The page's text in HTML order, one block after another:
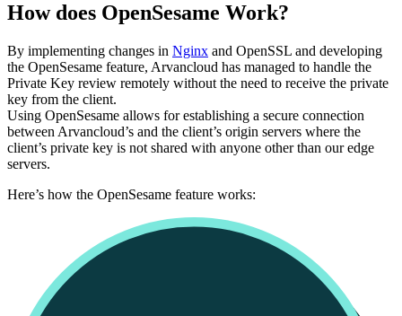
How does OpenSesame Work?
By implementing changes in Nginx and OpenSSL and developing
the OpenSesame feature, Arvancloud has managed to handle the
Private Key review remotely without the need to receive the private
key from the client.
Using OpenSesame allows for establishing a secure connection
between Arvancloud’s and the client’s origin servers where the
client’s private key is not shared with anyone other than our edge
servers.
Here’s how the OpenSesame feature works: